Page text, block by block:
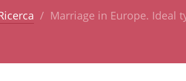
Marriage in Europe. Ideal